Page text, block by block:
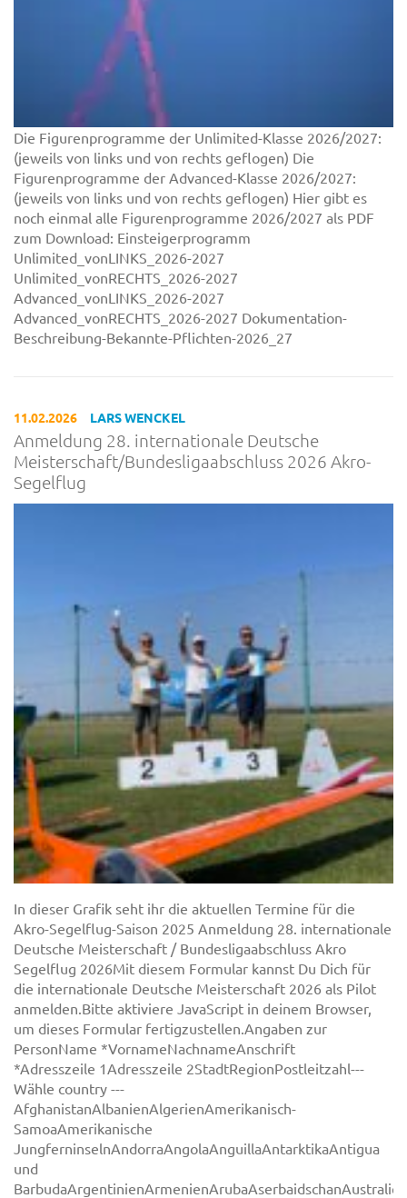
Die Figurenprogramme der Unlimited-Klasse 2026/2027:
(jeweils von links und von rechts geflogen) Die
Figurenprogramme der Advanced-Klasse 2026/2027:
(jeweils von links und von rechts geflogen) Hier gibt es
noch einmal alle Figurenprogramme 2026/2027 als PDF
zum Download: Einsteigerprogramm
Unlimited_vonLINKS_2026-2027
Unlimited_vonRECHTS_2026-2027
Advanced_vonLINKS_2026-2027
Advanced_vonRECHTS_2026-2027 Dokumentation-
Beschreibung-Bekannte-Pflichten-2026_27
11.02.2026 LARS WENCKEL
Anmeldung 28. internationale Deutsche
Meisterschaft/Bundesligaabschluss 2026 Akro-
Segelflug
In dieser Grafik seht ihr die aktuellen Termine für die
Akro-Segelflug-Saison 2025 Anmeldung 28. internationale
Deutsche Meisterschaft / Bundesligaabschluss Akro
Segelflug 2026Mit diesem Formular kannst Du Dich für
die internationale Deutsche Meisterschaft 2026 als Pilot
anmelden.Bitte aktiviere JavaScript in deinem Browser,
um dieses Formular fertigzustellen.Angaben zur
PersonName *VornameNachnameAnschrift
*Adresszeile 1Adresszeile 2StadtRegionPostleitzahl---
Wähle country ---
AfghanistanAlbanienAlgerienAmerikanisch-
SamoaAmerikanische
JungferninselnAndorraAngolaAnguillaAntarktikaAntigua
und